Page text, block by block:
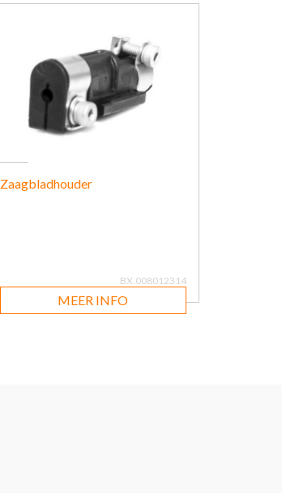
Zaagbladhouder
BX.008012314
MEER INFO